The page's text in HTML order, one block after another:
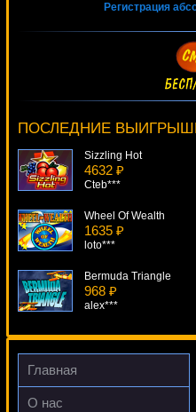
Регистрация
ПОСЛЕДНИЕ
Root77***
Sizzling Hot
4632 ₽
Cteb***
Wheel Of Wealth
1635 ₽
loto***
Bermuda Triangle
968 ₽
alex***
Fruit Zen
2020 ₽
Главная
О нас